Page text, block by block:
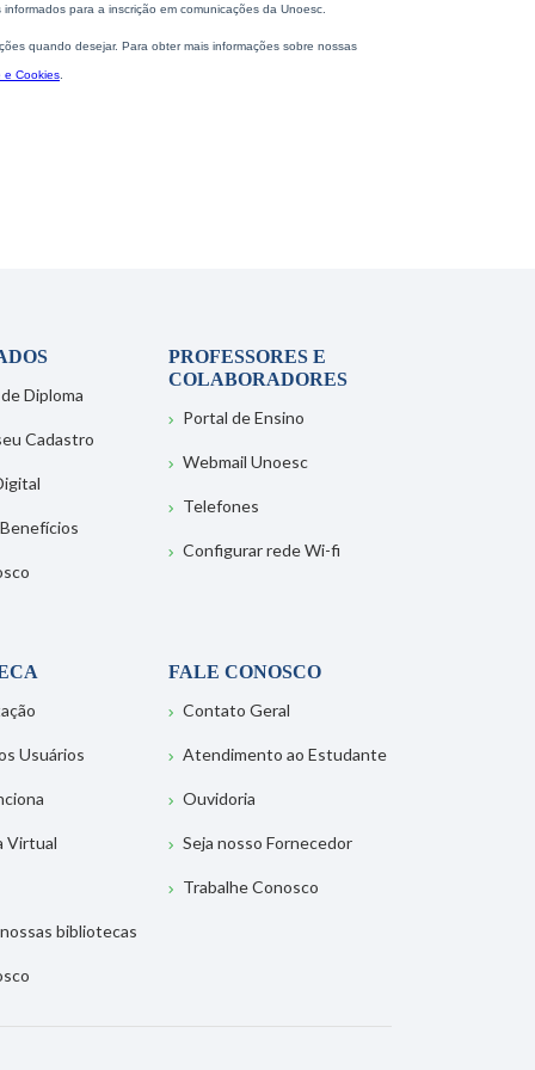
Diploma
Cadastro
PROFESSORES E
COLABORADORES
Portal de Ensino
Webmail Unoesc
Telefones
Configurar rede Wi-fi
Usuários
Virtual
bibliotecas
FALE CONOSCO
Contato Geral
Atendimento ao Estudante
Ouvidoria
Seja nosso Fornecedor
Trabalhe Conosco